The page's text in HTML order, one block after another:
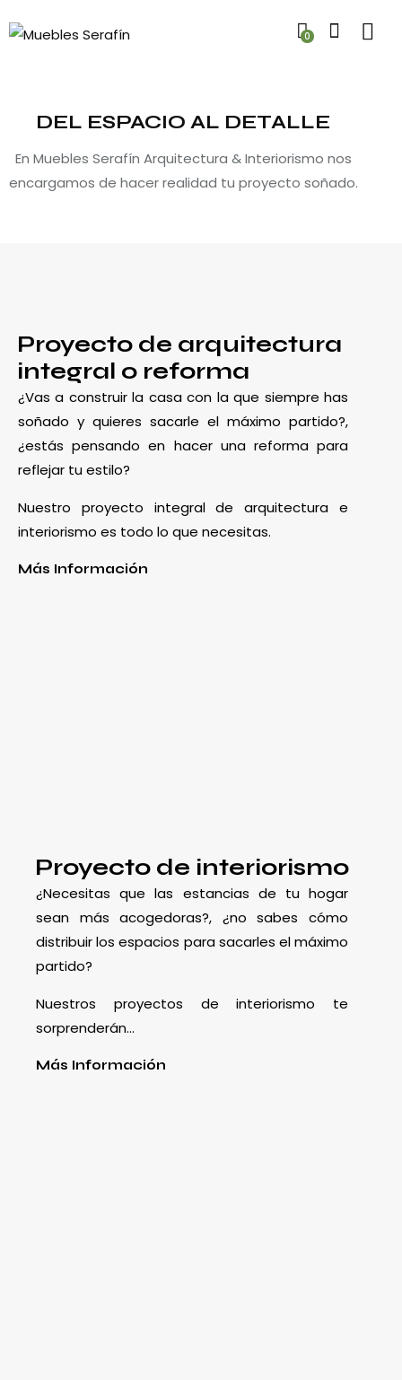
0
DEL ESPACIO AL DETALLE
En Muebles Serafín Arquitectura & Interiorismo nos
encargamos de hacer realidad tu proyecto soñado.
Proyecto de arquitectura
integral o reforma
¿Vas a construir la casa con la que siempre has
soñado y quieres sacarle el máximo partido?,
¿estás pensando en hacer una reforma para
reflejar tu estilo?
Nuestro proyecto integral de arquitectura e
interiorismo es todo lo que necesitas.
Más Información
Proyecto de interiorismo
¿Necesitas que las estancias de tu hogar
sean más acogedoras?, ¿no sabes cómo
distribuir los espacios para sacarles el máximo
partido?
Nuestros proyectos de interiorismo te
sorprenderán…
Más Información